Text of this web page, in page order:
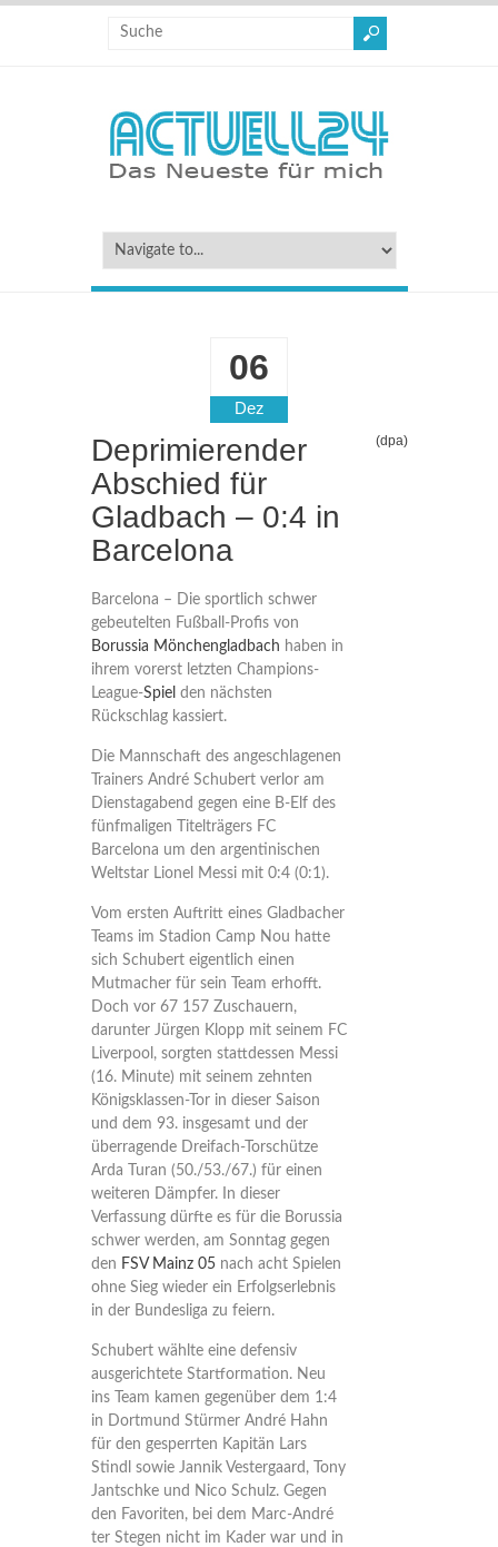
06
Dez
Deprimierender
Abschied für
Gladbach – 0:4 in
Barcelona
(dpa)
Barcelona – Die sportlich schwer
gebeutelten Fußball-Profis von
Borussia Mönchengladbach haben in
ihrem vorerst letzten Champions-
League-Spiel den nächsten
Rückschlag kassiert.
Die Mannschaft des angeschlagenen
Trainers André Schubert verlor am
Dienstagabend gegen eine B-Elf des
fünfmaligen Titelträgers FC
Barcelona um den argentinischen
Weltstar Lionel Messi mit 0:4 (0:1).
Vom ersten Auftritt eines Gladbacher
Teams im Stadion Camp Nou hatte
sich Schubert eigentlich einen
Mutmacher für sein Team erhofft.
Doch vor 67 157 Zuschauern,
darunter Jürgen Klopp mit seinem FC
Liverpool, sorgten stattdessen Messi
(16. Minute) mit seinem zehnten
Königsklassen-Tor in dieser Saison
und dem 93. insgesamt und der
überragende Dreifach-Torschütze
Arda Turan (50./53./67.) für einen
weiteren Dämpfer. In dieser
Verfassung dürfte es für die Borussia
schwer werden, am Sonntag gegen
den FSV Mainz 05nach acht Spielen
ohne Sieg wieder ein Erfolgserlebnis
in der Bundesliga zu feiern.
Schubert wählte eine defensiv
ausgerichtete Startformation. Neu
ins Team kamen gegenüber dem 1:4
in Dortmund Stürmer André Hahn
für den gesperrten Kapitän Lars
Stindl sowie Jannik Vestergaard, Tony
Jantschke und Nico Schulz. Gegen
den Favoriten, bei dem Marc-André
ter Stegen nicht im Kader war und in